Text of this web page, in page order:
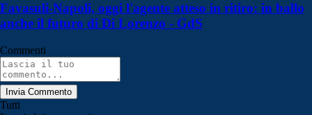
Favasuli-Napoli, oggi l'agente atteso in ritiro: in ballo
anche il futuro di Di Lorenzo - GdS
Commenti
Invia Commento
Tutti